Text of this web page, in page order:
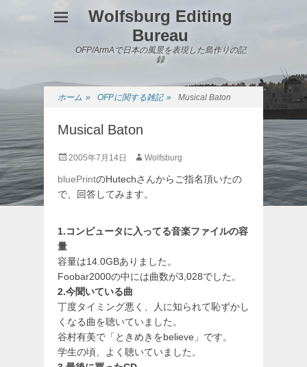
Wolfsburg Editing
Bureau
OFP/ArmAで日本の風景を表現した島作りの記
録
ホーム » OFPに関する雑記 » Musical Baton
Musical Baton
投
日
2005年7月14日
投
者
Wolfsburg
bluePrintのHutechさんからご指名頂いたの
で、回答してみます。
1.コンピュータに入ってる音楽ファイルの容
量
容量は14.0GBありました。
Foobar2000の中には曲数が3,028でした。
2.今聞いている曲
丁度タイミング悪く、人に知られて恥ずかし
くなる曲を聴いていました。
谷村有美で「ときめきをbelieve」です。
学生の頃、よく聴いていました。